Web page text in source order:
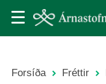
Forsíða Fréttir